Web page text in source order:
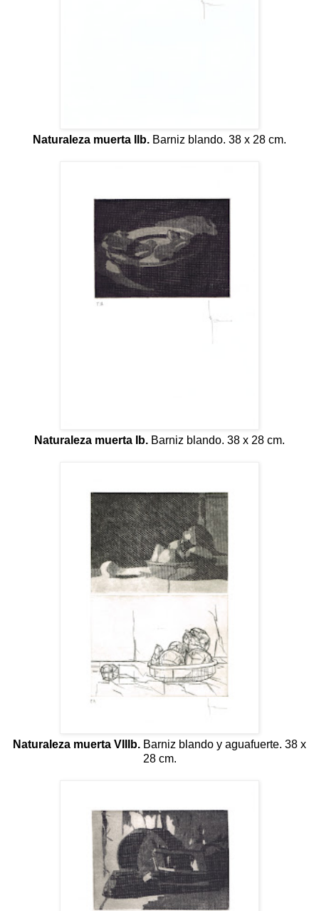
Naturaleza muerta IIb. Barniz blando. 38 x 28 cm.
Naturaleza muerta Ib. Barniz blando. 38 x 28 cm.
Naturaleza muerta VIIIb. Barniz blando y aguafuerte. 38 x
28 cm.